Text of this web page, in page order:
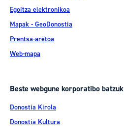
Egoitza elektronikoa
Mapak - GeoDonostia
Prentsa-aretoa
Web-mapa
Beste webgune korporatibo batzuk
Donostia Kirola
Donostia Kultura